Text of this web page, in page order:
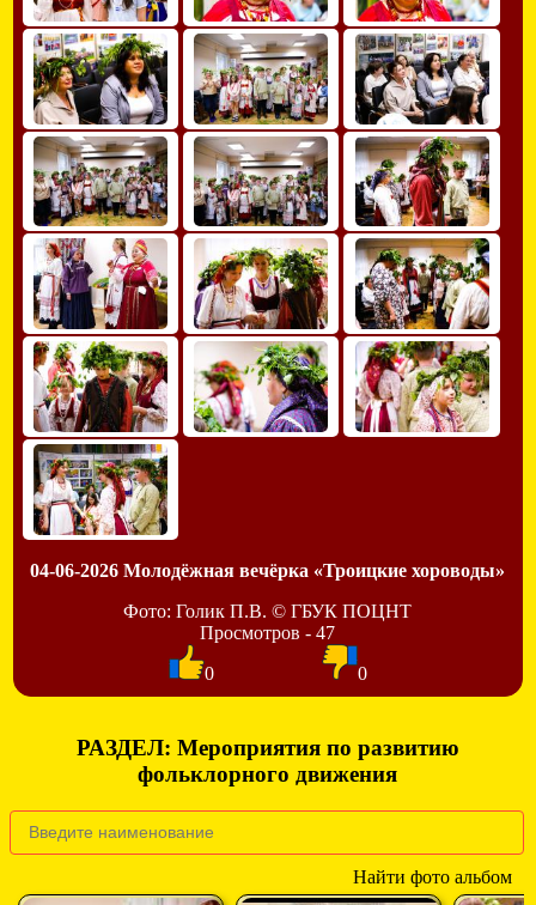
04-06-2026 Молодёжная вечёрка «Троицкие хороводы»
Фото: Голик П.В. © ГБУК ПОЦНТ
Просмотров - 47
0
0
РАЗДЕЛ: Мероприятия по развитию
фольклорного движения
Найти фото альбом